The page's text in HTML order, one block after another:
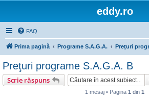
eddy.ro
FAQ
Prima pagină Programe S.A.G.A. Preţuri
Preţuri programe S.A.G.A. B
Scrie răspuns
1 mesaj • Pagina 1 din 1